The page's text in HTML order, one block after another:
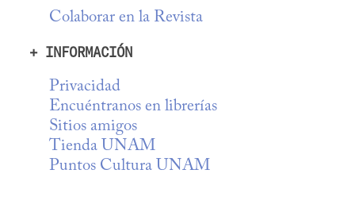
Colaborar en la Revista
+ INFORMACIÓN
Privacidad
Encuéntranos en librerías
Sitios amigos
Tienda UNAM
Puntos Cultura UNAM